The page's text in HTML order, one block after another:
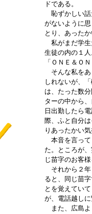
ドである。
恥ずかしい話
がないように
とり、あった
私がまだ学生
生徒の内の１
「ＯＮＥ＆Ｏ
そんな私をあ
しれないが、
は、たった数
ターの中から
日出勤したら
際、ふと自分
りあったかい
本音を言って
た。ところが
じ苗字のお客
それから２年
ると、同じ苗
とを覚えてい
が、電話越し
また、広島よ